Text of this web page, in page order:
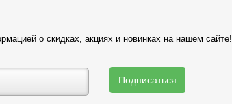
о скидках, акциях и новинках на нашем сайте!